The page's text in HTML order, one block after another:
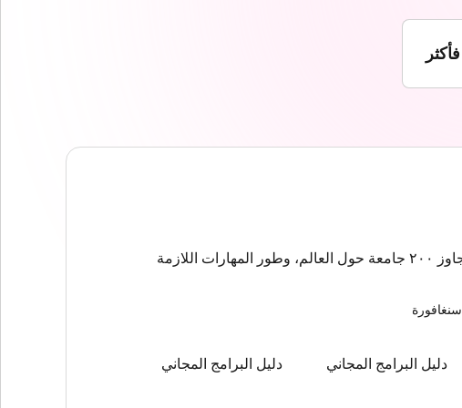
احصل على قبول مضمون في إحدى الجامعات الشريكة التي تتجاوز ٢٠٠ جامعة حول العالم، وطور المهارات اللازمة
سنغافورة
دليل البرامج المجاني دليل البرامج المجاني